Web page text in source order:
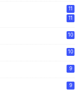
11
11
10
10
9
9